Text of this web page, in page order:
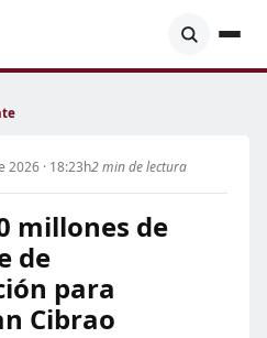
2026 · 18:23h2 min de lectura
millones de
de
para
Cibrao